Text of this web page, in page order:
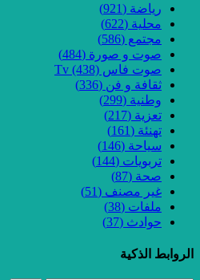
رياضة (921)
محلية (622)
مجتمع (586)
صوت و صورة (484)
صوت فاس Tv (438)
ثقافة و فن (336)
وطنية (299)
تعزية (217)
تهنئة (161)
سياحة (146)
تربويات (144)
صحة (87)
غير مصنف (51)
ملفات (38)
حوادث (37)
الروابط الذكية